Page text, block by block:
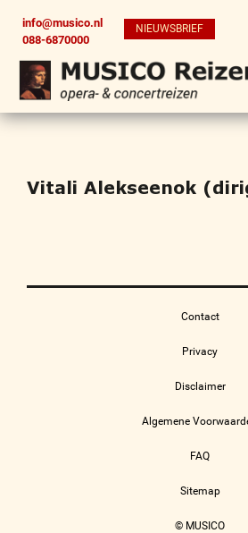
info@musico.nl
088-6870000
NIEUWSBRIEF
Vitali Alekseenok
Contact
Privacy
Disclaimer
Algemene
FAQ
Sitemap
© MUSICO